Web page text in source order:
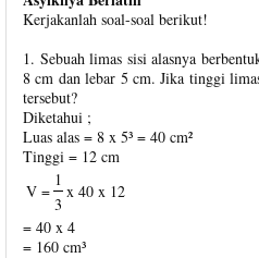
Kerjakanlah soal-soal berikut!
1. Sebuah limas sisi alasnya
8 cm dan lebar 5 cm. Jika tinggi
tersebut?
Diketahui ;
Luas alas = 8 x 5³ = 40 cm²
Tinggi = 12 cm
V =
1
x 40 x 12
3
= 40 x 4
= 160 cm³